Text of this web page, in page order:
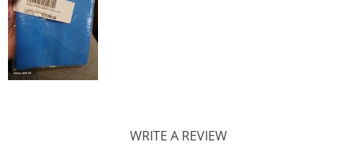
WRITE A REVIEW